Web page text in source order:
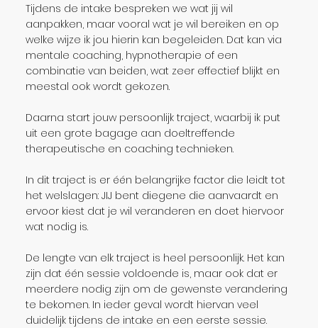
Tijdens de intake bespreken we wat jij wil
aanpakken, maar vooral wat je wil bereiken en op
welke wijze ik jou hierin kan begeleiden. Dat kan via
mentale coaching, hypnotherapie of een
combinatie van beiden, wat zeer effectief blijkt en
meestal ook wordt gekozen.
Daarna start jouw persoonlijk traject, waarbij ik put
uit een grote bagage aan doeltreffende
therapeutische en coaching technieken.
In dit traject is er één belangrijke factor die leidt tot
het welslagen: JIJ bent diegene die aanvaardt en
ervoor kiest dat je wil veranderen en doet hiervoor
wat nodig is.
De lengte van elk traject is heel persoonlijk. Het kan
zijn dat één sessie voldoende is, maar ook dat er
meerdere nodig zijn om de gewenste verandering
te bekomen. In ieder geval wordt hiervan veel
duidelijk tijdens de intake en een eerste sessie.